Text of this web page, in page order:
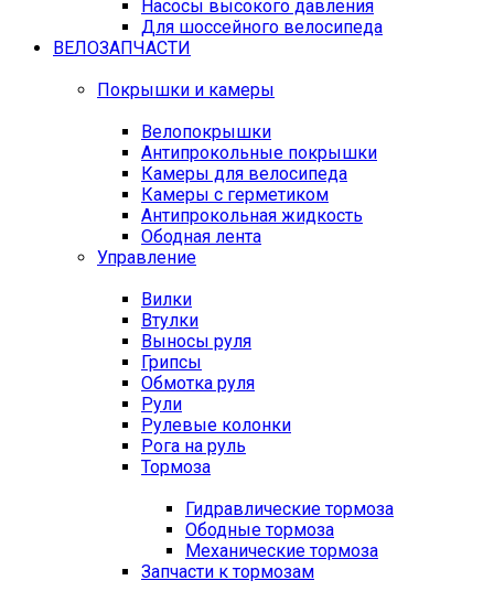
Насосы высокого давления
Для шоссейного велосипеда
ВЕЛОЗАПЧАСТИ
Покрышки и камеры
Велопокрышки
Антипрокольные покрышки
Камеры для велосипеда
Камеры с герметиком
Антипрокольная жидкость
Ободная лента
Управление
Вилки
Втулки
Выносы руля
Грипсы
Обмотка руля
Рули
Рулевые колонки
Рога на руль
Тормоза
Гидравлические тормоза
Ободные тормоза
Механические тормоза
Запчасти к тормозам